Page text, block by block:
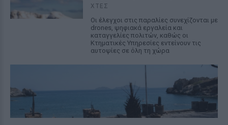
ΧΤΕΣ
Οι έλεγχοι στις παραλίες συνεχίζονται με
drones, ψηφιακά εργαλεία και
καταγγελίες πολιτών, καθώς οι
Κτηματικές Υπηρεσίες εντείνουν τις
αυτοψίες σε όλη τη χώρα